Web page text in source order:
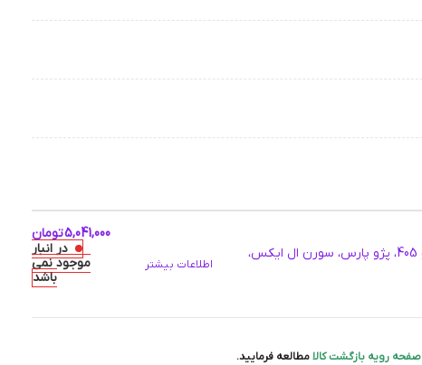
دیسک ترمز PFC سوراخ دار شیار دار چرخ جلو پژو 405، پژو پارس، سورن ال ایکس،
اطلاعات بیشتر
5,041,000تومان
در انبار
موجود نمی
باشد
صفحه رویه بازگشت کالامطالعه فرمایید.